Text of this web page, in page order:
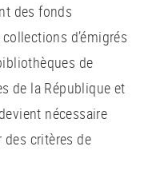
des fonds
d’émigrés
de
de la République et
nécessaire
des critères de